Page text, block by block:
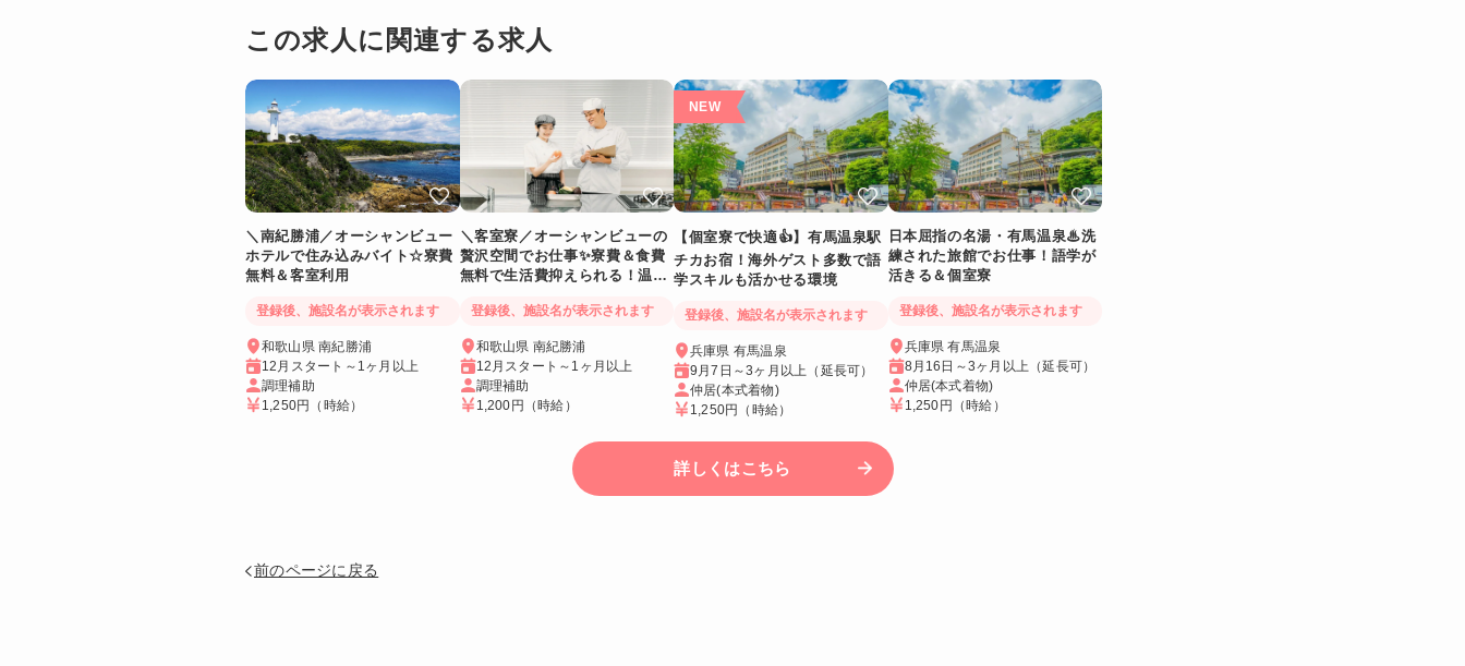
この求人に関連する求人
＼南紀勝浦／オーシャンビュー
ホテルで住み込みバイト☆寮費
無料＆客室利用
登録後、施設名が表示されます
和歌山県 南紀勝浦
12月スタート～1ヶ月以上
調理補助
1,250円 （時給）
＼客室寮／オーシャンビューの
贅沢空間でお仕事✨寮費＆食費
無料で生活費抑えられる！温泉
登録後、施設名が表示されます
和歌山県 南紀勝浦
12月スタート～1ヶ月以上
調理補助
1,200円 （時給）
【個室寮で快適👍】有馬温泉駅
チカお宿！海外ゲスト多数で語
学スキルも活かせる環境
登録後、施設名が表示されます
兵庫県 有馬温泉
9月7日～3ヶ月以上（延長可）
仲居(本式着物)
1,250円 （時給）
日本屈指の名湯・有馬温泉♨洗
練された旅館でお仕事！語学が
活きる＆個室寮
登録後、施設名が表示されます
兵庫県 有馬温泉
8月16日～3ヶ月以上（延長可）
仲居(本式着物)
1,250円 （時給）
詳しくはこちら
前のページに戻る